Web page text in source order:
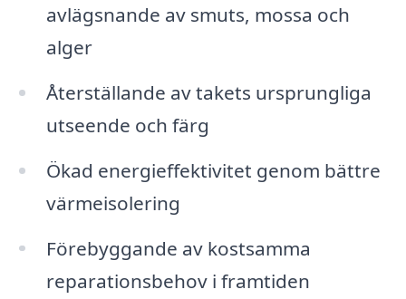
avlägsnande av smuts, mossa och
alger
Återställande av takets ursprungliga
utseende och färg
Ökad energieffektivitet genom bättre
värmeisolering
Förebyggande av kostsamma
reparationsbehov i framtiden